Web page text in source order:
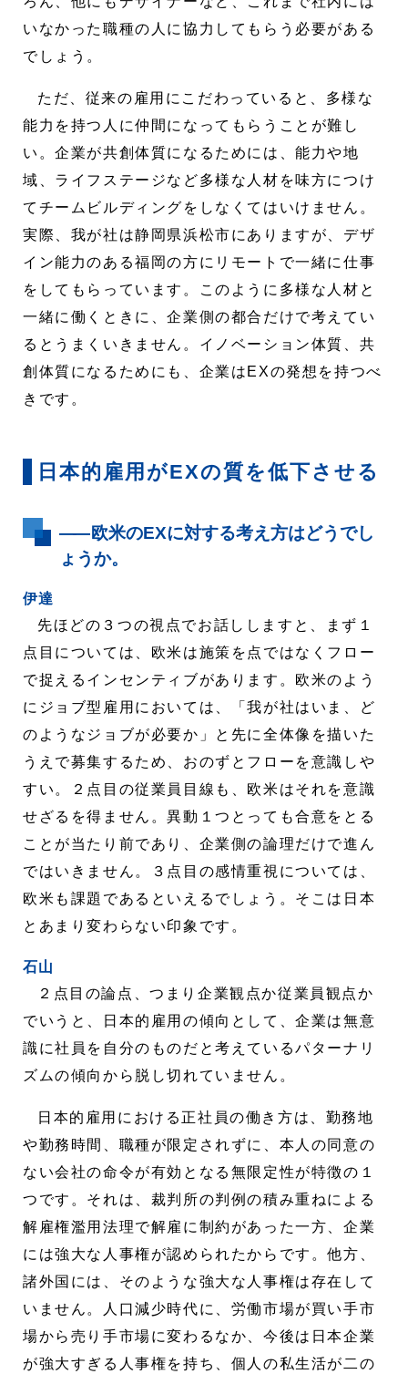
いなかった職種の人に協力してもらう必要がある
でしょう。
ただ、従来の雇用にこだわっていると、多様な
能力を持つ人に仲間になってもらうことが難し
い。企業が共創体質になるためには、能力や地
域、ライフステージなど多様な人材を味方につけ
てチームビルディングをしなくてはいけません。
実際、我が社は静岡県浜松市にありますが、デザ
イン能力のある福岡の方にリモートで一緒に仕事
をしてもらっています。このように多様な人材と
一緒に働くときに、企業側の都合だけで考えてい
るとうまくいきません。イノベーション体質、共
創体質になるためにも、企業はEXの発想を持つべ
きです。
日本的雇用がEXの質を低下させる
――欧米のEXに対する考え方はどうでし
ょうか。
伊達
先ほどの３つの視点でお話ししますと、まず１
点目については、欧米は施策を点ではなくフロー
で捉えるインセンティブがあります。欧米のよう
にジョブ型雇用においては、「我が社はいま、ど
のようなジョブが必要か」と先に全体像を描いた
うえで募集するため、おのずとフローを意識しや
すい。２点目の従業員目線も、欧米はそれを意識
せざるを得ません。異動１つとっても合意をとる
ことが当たり前であり、企業側の論理だけで進ん
ではいきません。３点目の感情重視については、
欧米も課題であるといえるでしょう。そこは日本
とあまり変わらない印象です。
石山
２点目の論点、つまり企業観点か従業員観点か
でいうと、日本的雇用の傾向として、企業は無意
識に社員を自分のものだと考えているパターナリ
ズムの傾向から脱し切れていません。
日本的雇用における正社員の働き方は、勤務地
や勤務時間、職種が限定されずに、本人の同意の
ない会社の命令が有効となる無限定性が特徴の１
つです。それは、裁判所の判例の積み重ねによる
解雇権濫用法理で解雇に制約があった一方、企業
には強大な人事権が認められたからです。他方、
諸外国には、そのような強大な人事権は存在して
いません。人口減少時代に、労働市場が買い手市
場から売り手市場に変わるなか、今後は日本企業
が強大すぎる人事権を持ち、個人の私生活が二の